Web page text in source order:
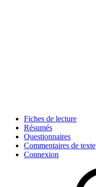
Fiches de lecture
Résumés
Questionnaires
Commentaires de texte
Connexion